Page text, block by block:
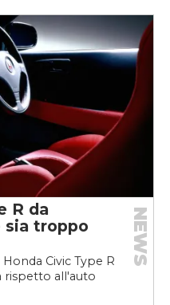
R da
sia troppo
Civic Type R
rispetto all'auto
NEWS